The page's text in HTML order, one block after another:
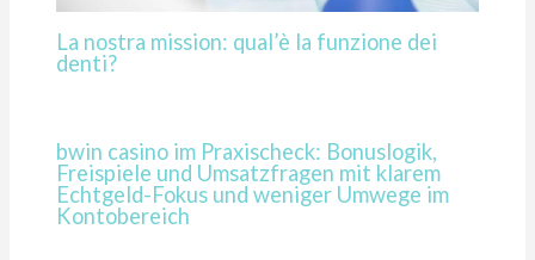
La nostra mission: qual’è la funzione dei
denti?
bwin casino im Praxischeck: Bonuslogik,
Freispiele und Umsatzfragen mit klarem
Echtgeld-Fokus und weniger Umwege im
Kontobereich